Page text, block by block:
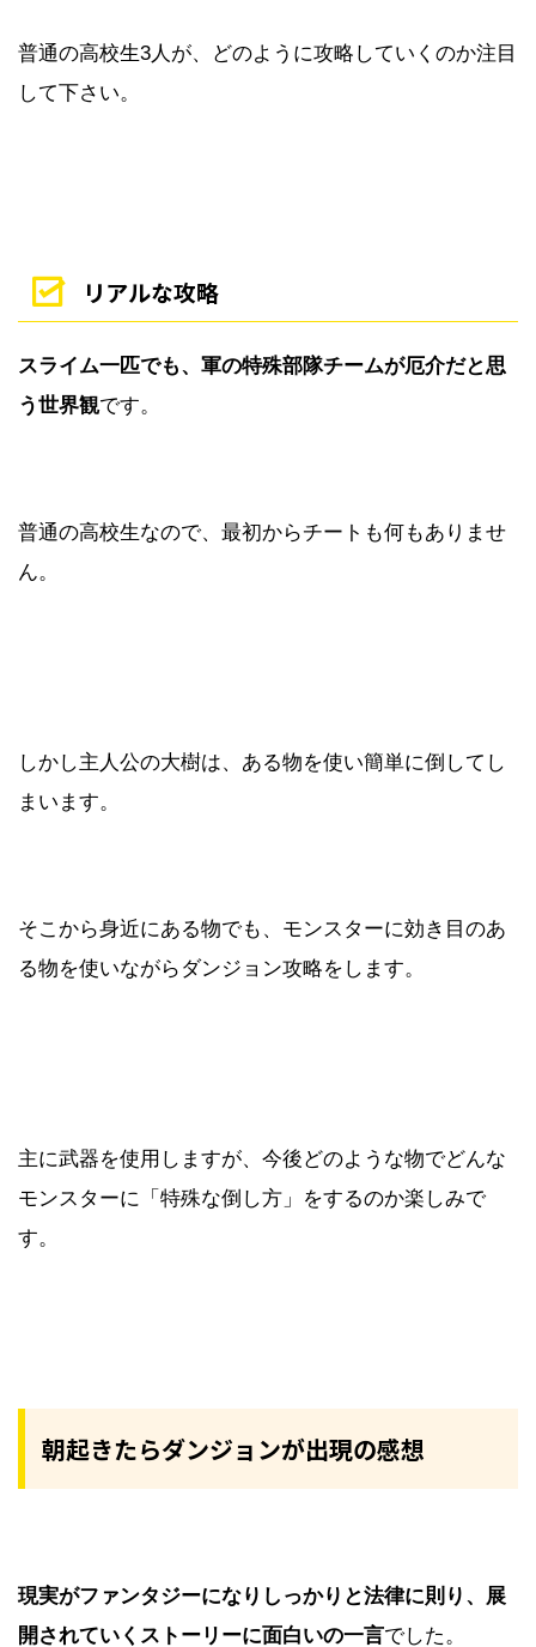
普通の高校生3人が、どのように攻略していくのか注目
して下さい。
リアルな攻略
スライム一匹でも、軍の特殊部隊チームが厄介だと思
う世界観です。
普通の高校生なので、最初からチートも何もありませ
ん。
しかし主人公の大樹は、ある物を使い簡単に倒してし
まいます。
そこから身近にある物でも、モンスターに効き目のあ
る物を使いながらダンジョン攻略をします。
主に武器を使用しますが、今後どのような物でどんな
モンスターに「特殊な倒し方」をするのか楽しみで
す。
朝起きたらダンジョンが出現の感想
現実がファンタジーになりしっかりと法律に則り、展
開されていくストーリーに面白いの一言でした。